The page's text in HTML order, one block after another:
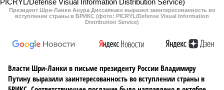
Президент Шри-Ланки Анура Диссаянаке выразил заинтересованность во
вступлении страны в БРИКС (фото: PICRYL/Defense Visual Information
Distribution Service)
Власти Шри-Ланки в письме президенту России Владимиру
Путину выразили заинтересованность во вступлении страны в